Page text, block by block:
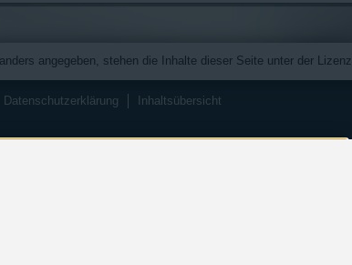
angegeben, stehen die Inhalte dieser Seite unter der Lizenz
Datenschutzerklärung Inhaltsübersicht